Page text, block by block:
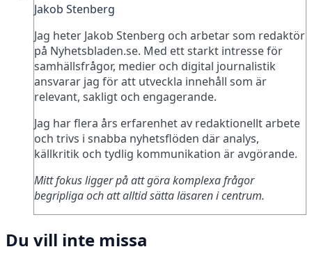
Jakob Stenberg
Jag heter Jakob Stenberg och arbetar som redaktör
på Nyhetsbladen.se. Med ett starkt intresse för
samhällsfrågor, medier och digital journalistik
ansvarar jag för att utveckla innehåll som är
relevant, sakligt och engagerande.
Jag har flera års erfarenhet av redaktionellt arbete
och trivs i snabba nyhetsflöden där analys,
källkritik och tydlig kommunikation är avgörande.
Mitt fokus ligger på att göra komplexa frågor
begripliga och att alltid sätta läsaren i centrum.
Du vill inte missa